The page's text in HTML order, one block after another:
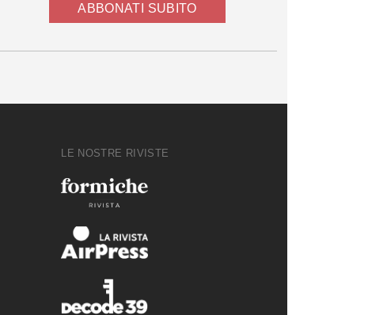
ABBONATI SUBITO
LE NOSTRE RIVISTE